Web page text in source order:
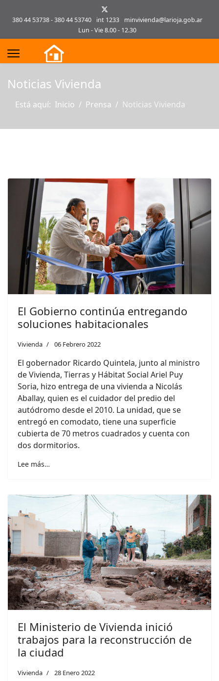
380 44 53738 - 380 44 53740 int 1233
minvivienda@larioja.gob.ar
Lun - Vie 8.00 - 12.30
Noticias Vivienda
Está aquí: Inicio Prensa Noticias Vivienda
El Gobierno continúa entregando
soluciones habitacionales
Vivienda 06 Febrero 2022
El gobernador Ricardo Quintela, junto al ministro
de Vivienda, Tierras y Hábitat Social Ariel Puy
Soria, hizo entrega de una vivienda a Nicolás
Aballay, quien es el cuidador del predio del
autódromo desde el 2010. La unidad, que se
entregó en comodato, tiene una superficie
cubierta de 70 metros cuadrados y cuenta con
dos dormitorios.
Lee más…
El Ministerio de Vivienda inició
trabajos para la reconstrucción de
la ciudad
Vivienda 28 Enero 2022